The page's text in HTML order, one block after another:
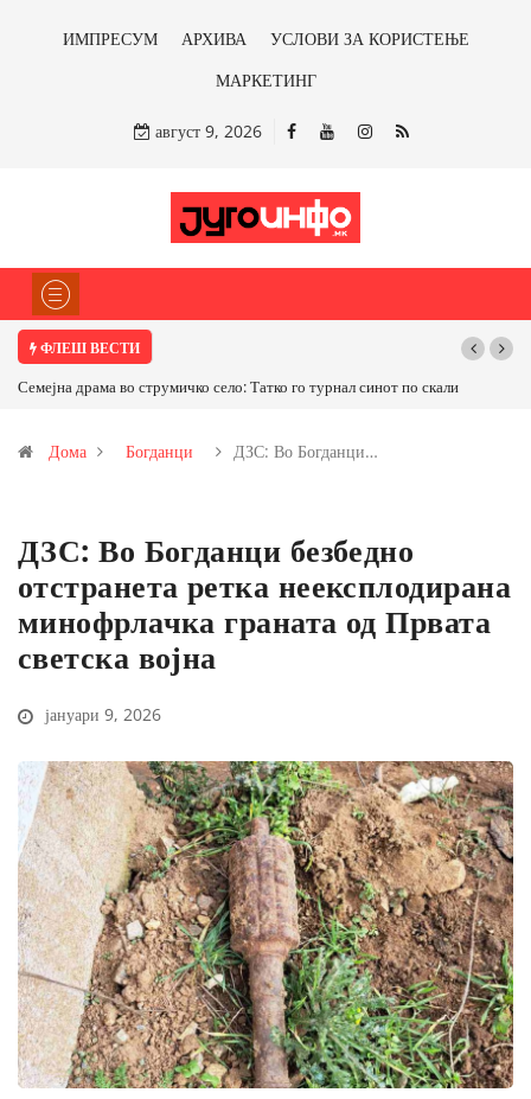
ИМПРЕСУМ АРХИВА
УСЛОВИ ЗА КОРИСТЕЊЕ
МАРКЕТИНГ
август 9, 2026
ФЛЕШ ВЕСТИ
Семејна драма во струмичко село: Татко го турнал синот по скали
Дома Богданци ДЗС: Во Богданци…
ДЗС: Во Богданци безбедно
отстранета ретка неексплодирана
минофрлачка граната од Првата
светска војна
јануари 9, 2026